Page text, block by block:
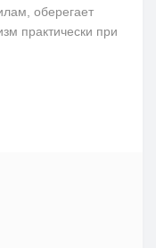
оберегает
практически при